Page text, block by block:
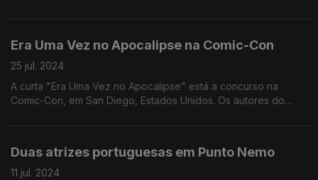
Era Uma Vez no Apocalipse na Comic-Con
25 jul. 2024
A curta "Era Uma Vez no Apocalipse" está a concurso na
Comic-Con, em San Diego, Estados Unidos. Os autores do
Duas atrizes portuguesas em Punto Nemo
11 jul. 2024